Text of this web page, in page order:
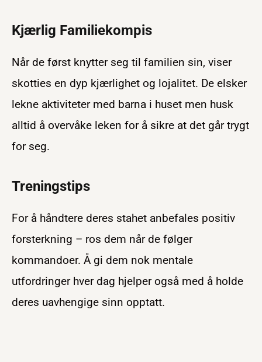
Kjærlig Familiekompis
Når de først knytter seg til familien sin, viser
skotties en dyp kjærlighet og lojalitet. De elsker
lekne aktiviteter med barna i huset men husk
alltid å overvåke leken for å sikre at det går trygt
for seg.
Treningstips
For å håndtere deres stahet anbefales positiv
forsterkning – ros dem når de følger
kommandoer. Å gi dem nok mentale
utfordringer hver dag hjelper også med å holde
deres uavhengige sinn opptatt.